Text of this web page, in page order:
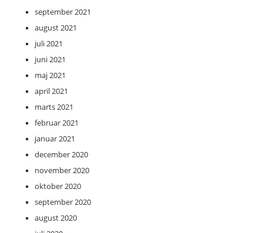
september 2021
august 2021
juli 2021
juni 2021
maj 2021
april 2021
marts 2021
februar 2021
januar 2021
december 2020
november 2020
oktober 2020
september 2020
august 2020